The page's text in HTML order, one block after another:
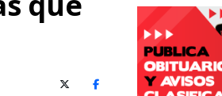
X (Twitter)Facebook